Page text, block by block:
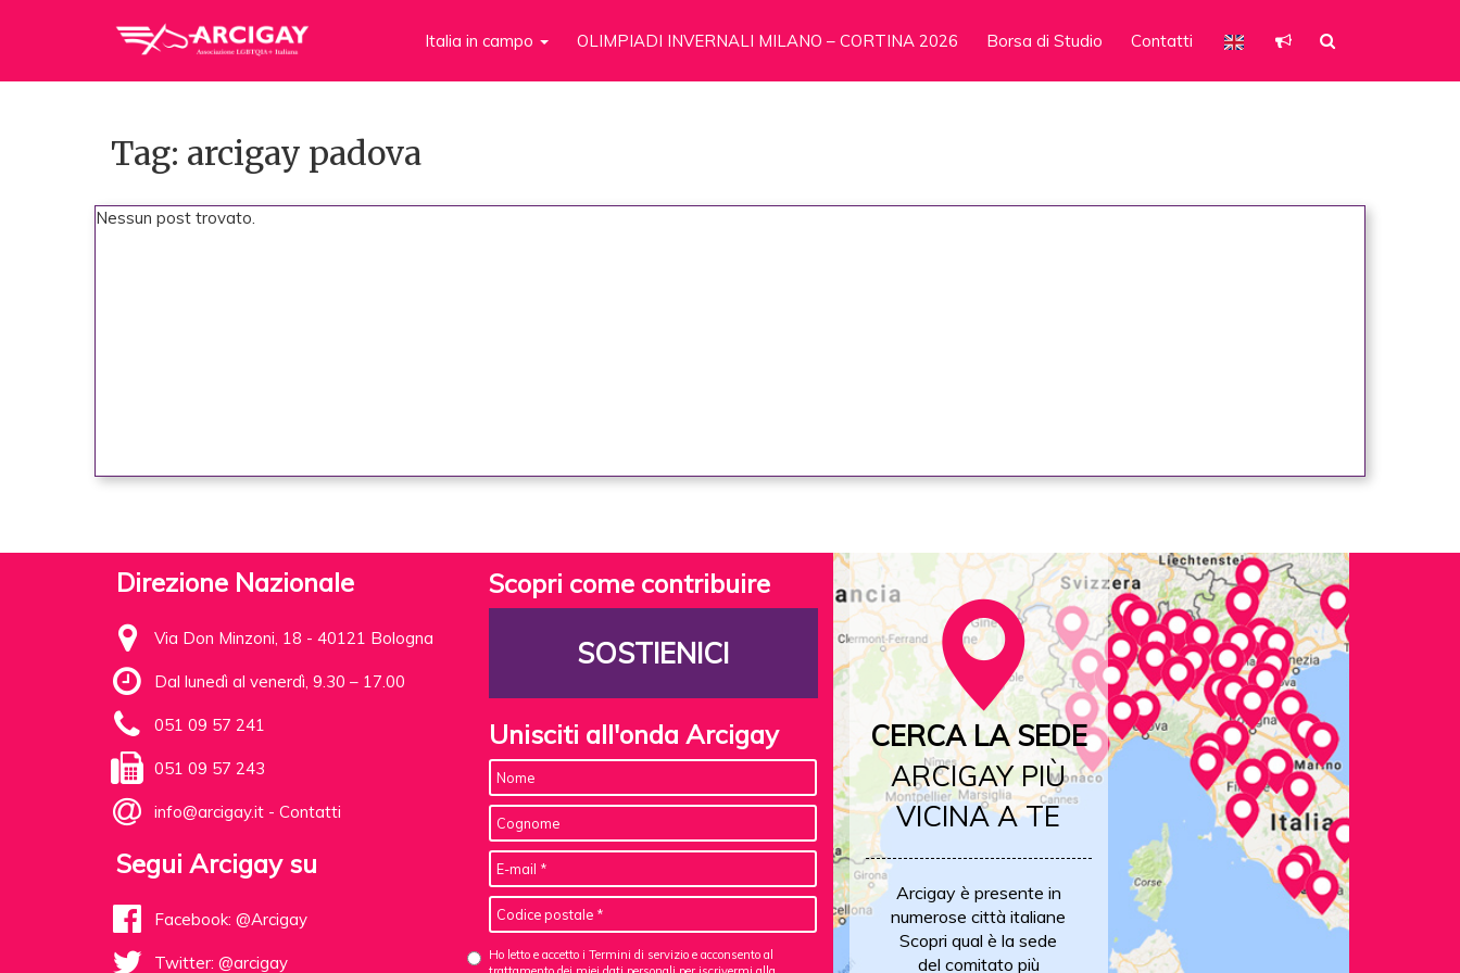
Italia in campo OLIMPIADI INVERNALI MILANO – CORTINA 2026 Borsa di Studio Contatti
Tag: arcigay padova
Nessun post trovato.
Direzione Nazionale
Via Don Minzoni, 18 - 40121 Bologna
Dal lunedì al venerdì, 9.30 – 17.00
051 09 57 241
051 09 57 243
info@arcigay.it - Contatti
Segui Arcigay su
Facebook: @Arcigay
Twitter: @arcigay
Scopri come contribuire
SOSTIENICI
Unisciti all'onda Arcigay
Ho letto e accetto i Termini di servizio e acconsento al
CERCA LA SEDE
ARCIGAY PIÙ
VICINA A TE
Arcigay è presente in
numerose città italiane
Scopri qual è la sede
del comitato più